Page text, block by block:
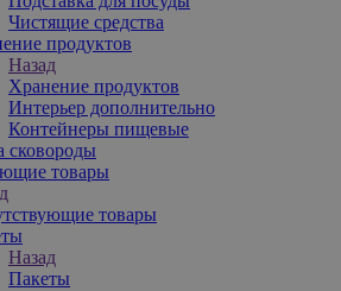
Чистящие средства
продуктов
Назад
Хранение продуктов
Интерьер дополнительно
Контейнеры пищевые
сковороды
товары
товары
Назад
Пакеты